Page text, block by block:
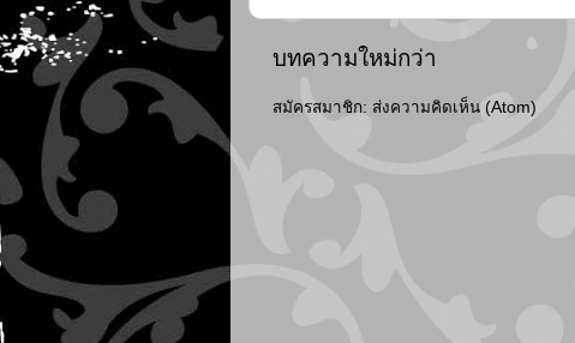
บทความใหม่กว่า
สมัครสมาชิก: ส่งความคิดเห็น (Atom)